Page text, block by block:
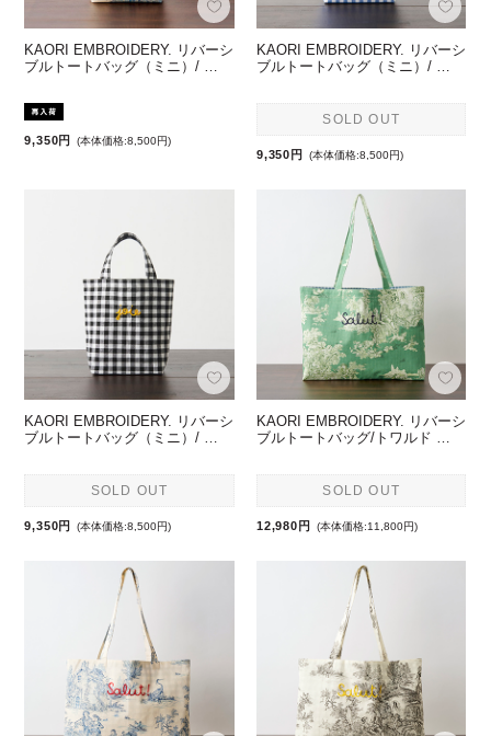
KAORI EMBROIDERY. リバーシ
ブルトートバッグ（ミニ）/ …
9,350円 (本体価格:8,500円)
KAORI EMBROIDERY. リバーシ
ブルトートバッグ（ミニ）/ …
SOLD OUT
9,350円 (本体価格:8,500円)
KAORI EMBROIDERY. リバーシ
ブルトートバッグ（ミニ）/ …
SOLD OUT
9,350円 (本体価格:8,500円)
KAORI EMBROIDERY. リバーシ
ブルトートバッグ/トワルド …
SOLD OUT
12,980円 (本体価格:11,800円)